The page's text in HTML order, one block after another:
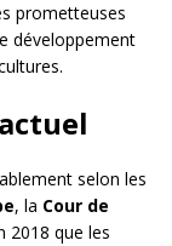
prometteuses
développement
selon les
, la Cour de
2018 que les